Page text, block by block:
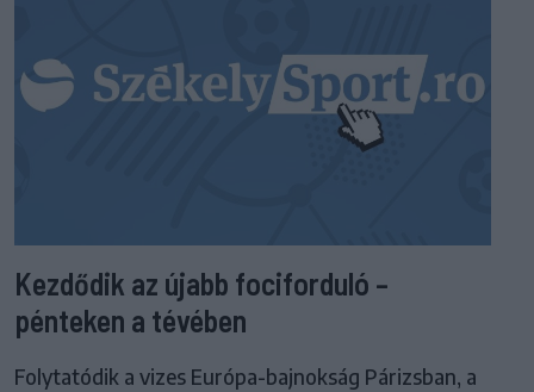
Kezdődik az újabb fociforduló –
pénteken a tévében
Folytatódik a vizes Európa-bajnokság Párizsban, a